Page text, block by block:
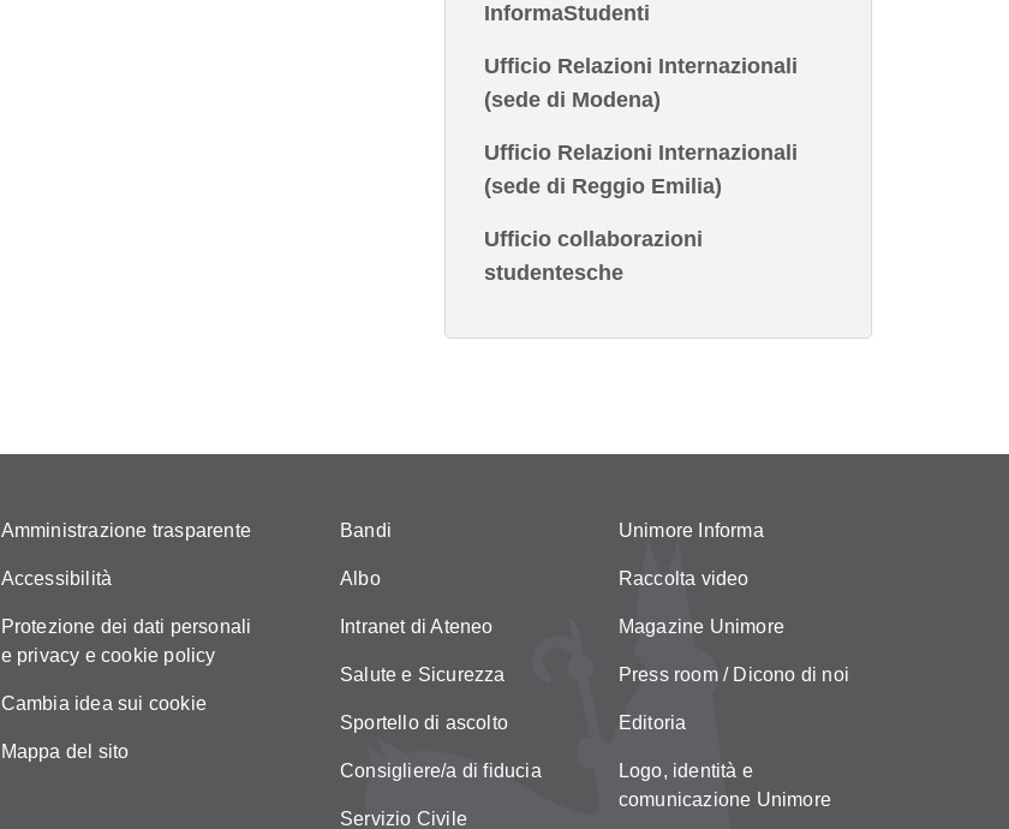
InformaStudenti
Ufficio Relazioni Internazionali
(sede di Modena)
Ufficio Relazioni Internazionali
(sede di Reggio Emilia)
Ufficio collaborazioni
studentesche
Amministrazione trasparente
Accessibilità
Protezione dei dati personali
e privacy e cookie policy
Cambia idea sui cookie
Mappa del sito
Bandi
Albo
Intranet di Ateneo
Salute e Sicurezza
Sportello di ascolto
Consigliere/a di fiducia
Servizio Civile
Unimore Informa
Raccolta video
Magazine Unimore
Press room / Dicono di noi
Editoria
Logo, identità e
comunicazione Unimore